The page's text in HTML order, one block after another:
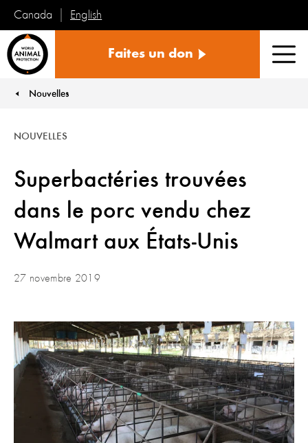
Canada English
mondiale
animaux
Faites un don
Nouvelles
Superbactéries trouvées
dans le porc vendu chez
Walmart aux États-Unis
NOUVELLES
27 novembre 2019